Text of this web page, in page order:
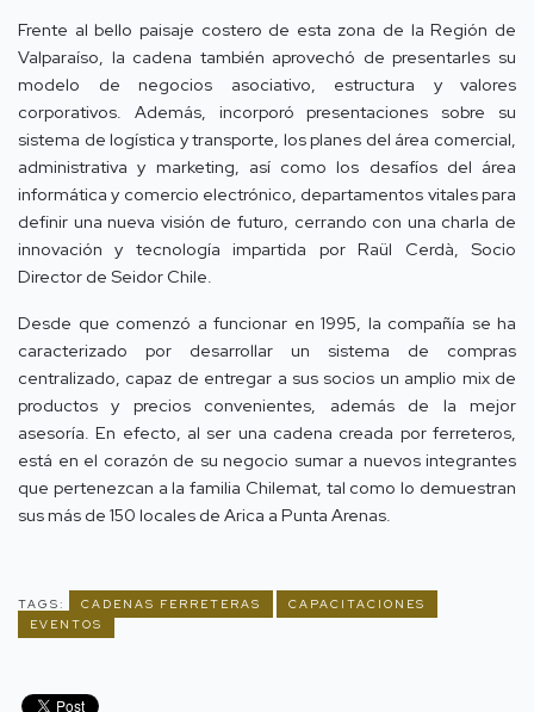
Frente al bello paisaje costero de esta zona de la Región de
Valparaíso, la cadena también aprovechó de presentarles su
modelo de negocios asociativo, estructura y valores
corporativos. Además, incorporó presentaciones sobre su
sistema de logística y transporte, los planes del área comercial,
administrativa y marketing, así como los desafíos del área
informática y comercio electrónico, departamentos vitales para
definir una nueva visión de futuro, cerrando con una charla de
innovación y tecnología impartida por Raül Cerdà, Socio
Director de Seidor Chile.
Desde que comenzó a funcionar en 1995, la compañía se ha
caracterizado por desarrollar un sistema de compras
centralizado, capaz de entregar a sus socios un amplio mix de
productos y precios convenientes, además de la mejor
asesoría. En efecto, al ser una cadena creada por ferreteros,
está en el corazón de su negocio sumar a nuevos integrantes
que pertenezcan a la familia Chilemat, tal como lo demuestran
sus más de 150 locales de Arica a Punta Arenas.
TAGS: CADENAS FERRETERAS
CAPACITACIONES
EVENTOS